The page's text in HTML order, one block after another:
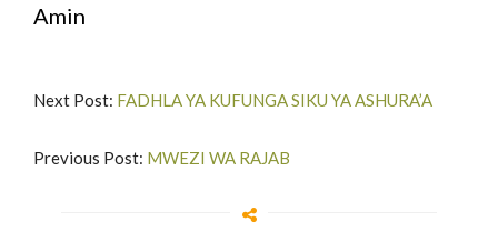
Amin
Next Post: FADHLA YA KUFUNGA SIKU YA ASHURA’A
Previous Post: MWEZI WA RAJAB